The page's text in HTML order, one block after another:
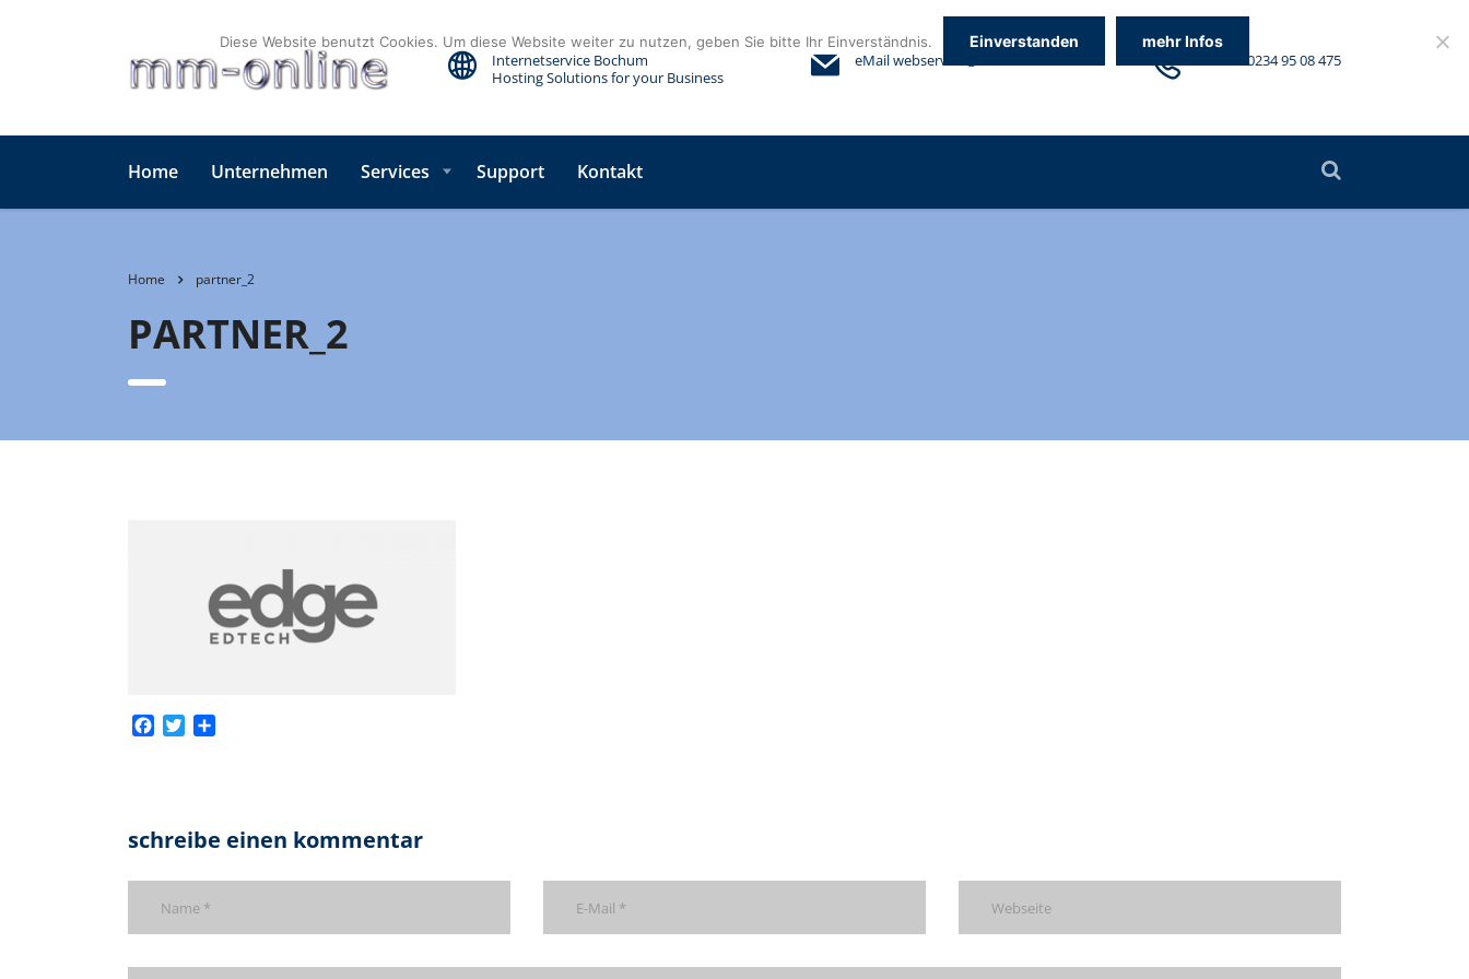
Internetservice Bochum
Hosting Solutions for your Business
eMailwebservice@mmonline.de 0234 95 08 475
Home Unternehmen Services Support Kontakt
Home partner_2
PARTNER_2
Facebook
Twitter
schreibe einen kommentar
Diese Website benutzt Cookies. Um diese Website weiter zu nutzen, geben Sie bitte Ihr Einverständnis. Einverstanden mehr Infos